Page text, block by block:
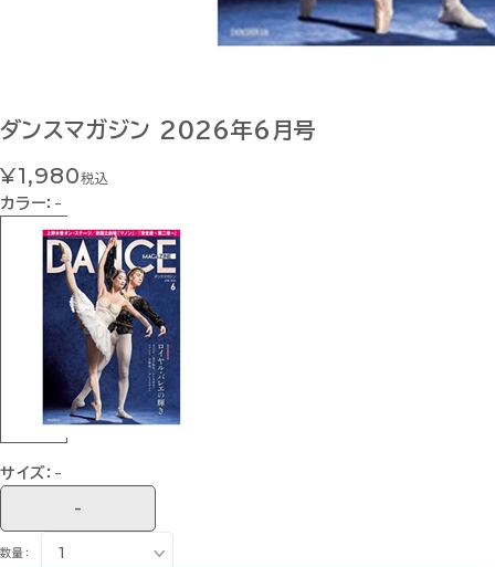
ダンスマガジン 2026年6月号
¥1,980税込
カラー： -
サイズ： -
-
数量：